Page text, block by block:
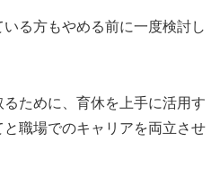
る方もやめる前に一度検討し
ために、育休を上手に活用す
職場でのキャリアを両立させ